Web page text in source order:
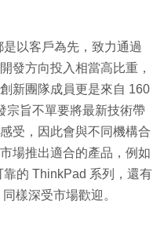
以客戶為先，致力通過
發方向投入相當高比重，
新團隊成員更是來自 160
宗旨不單要將最新技術帶
受，因此會與不同機構合
場推出適合的產品，例如
的 ThinkPad 系列，還有
樣深受市場歡迎。